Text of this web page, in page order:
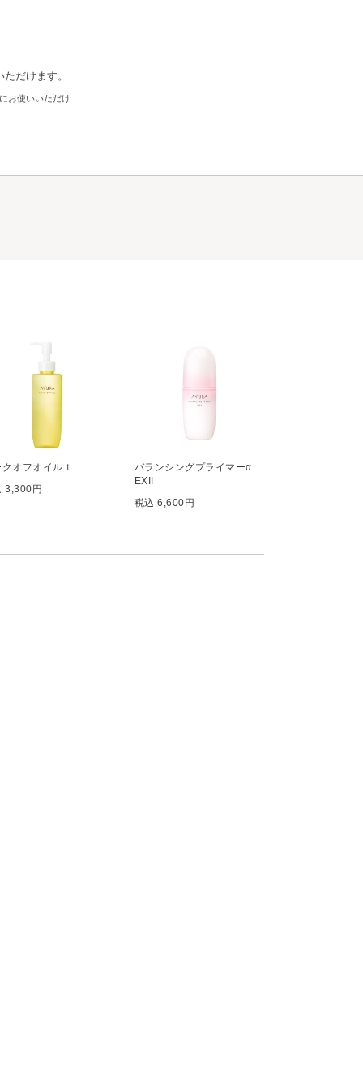
だけます。
お使いいただけ
オフオイルｔ
3,300円
バランシングプライマーα
EXII
税込 6,600円